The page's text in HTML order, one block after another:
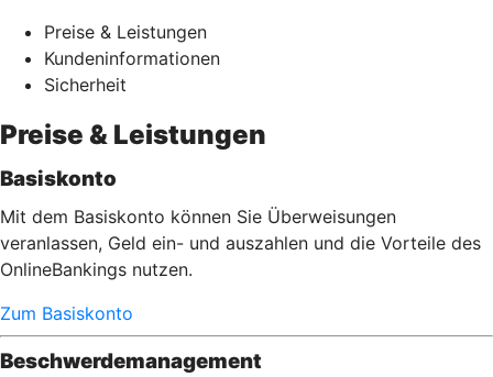
Preise & Leistungen
Kundeninformationen
Sicherheit
Preise & Leistungen
Basiskonto
Mit dem Basiskonto können Sie Überweisungen
veranlassen, Geld ein- und auszahlen und die Vorteile des
OnlineBankings nutzen.
Zum Basiskonto
Beschwerdemanagement